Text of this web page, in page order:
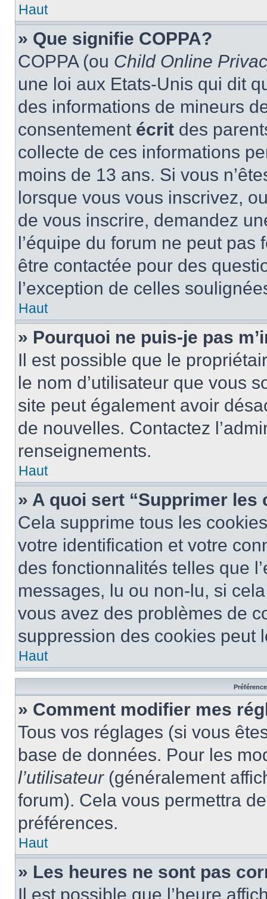
Haut
» Que signifie COPPA?
COPPA (ou Child Online
une loi aux Etats-Unis qui dit
des informations de mineurs
consentement écrit des
collecte de ces informations
moins de 13 ans. Si vous
lorsque vous vous inscrivez,
de vous inscrire, demandez
l’équipe du forum ne peut
être contactée pour des
l’exception de celles
Haut
» Pourquoi ne puis-je pas
Il est possible que le
le nom d’utilisateur que vous
site peut également avoir
de nouvelles. Contactez
renseignements.
Haut
» A quoi sert “Supprimer les
Cela supprime tous les
votre identification et votre
des fonctionnalités telles que
messages, lu ou non-lu, si
vous avez des problèmes de
suppression des cookies peut
Haut
» Comment modifier mes
Tous vos réglages (si vous
base de données. Pour les
l’utilisateur(généralement
forum). Cela vous permettra
préférences.
Haut
» Les heures ne sont pas
Il est possible que l’heure